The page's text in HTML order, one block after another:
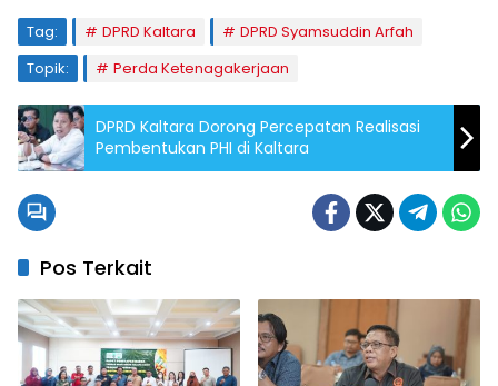
Tag: DPRD Kaltara
DPRD Syamsuddin Arfah
Topik:
Perda Ketenagakerjaan
DPRD Kaltara Dorong Percepatan Realisasi
Pembentukan PHI di Kaltara
Pos Terkait